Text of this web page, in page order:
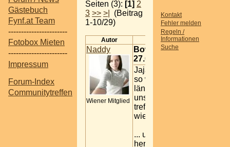
Gästebuch
Fynf.at Team
-----------------------
Fotobox Mieten
-----------------------
Impressum
Forum-Index
Communitytreffen
Kontakt
Fehler melden
Regeln /
Informationen
Suche
Seiten (3): [1] 2
3 >> >|
(Beitrag
1-10/29)
Autor Beitrag
Naddy
Wiener Mitglied
Bowling
27.01.06
Jaja, es ist wieder
so weit, eh schon
längst überfällig,
unser Bowling-
treffen rückt
wieder näher...
... und du bist
herzlich dazu